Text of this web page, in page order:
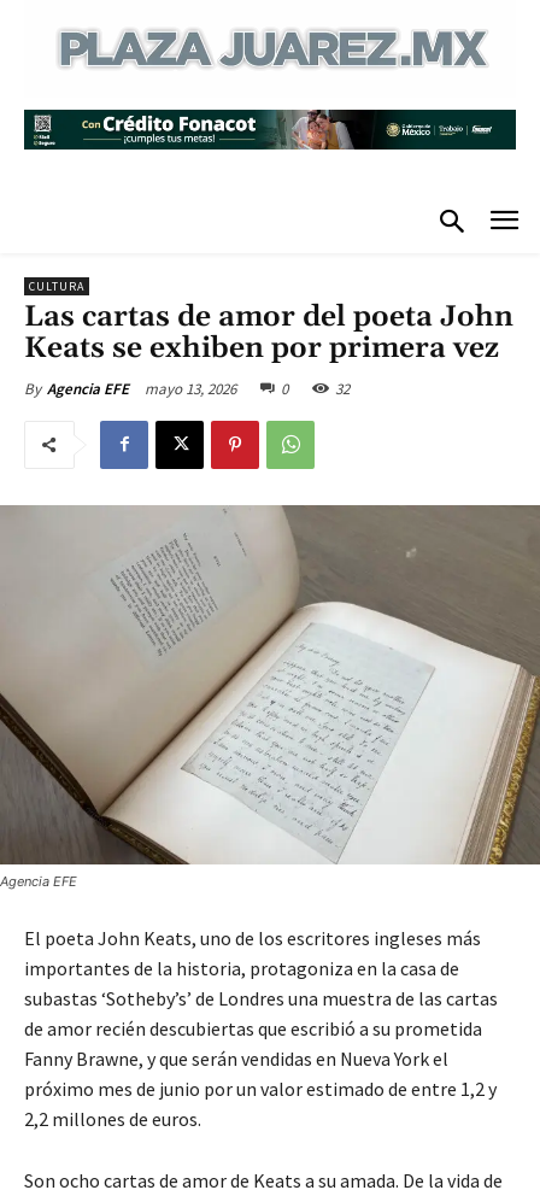
CULTURA
Las cartas de amor del poeta John
Keats se exhiben por primera vez
By Agencia EFE mayo 13, 2026 0 32
Agencia EFE
El poeta John Keats, uno de los escritores ingleses más
importantes de la historia, protagoniza en la casa de
subastas ‘Sotheby’s’ de Londres una muestra de las cartas
de amor recién descubiertas que escribió a su prometida
Fanny Brawne, y que serán vendidas en Nueva York el
próximo mes de junio por un valor estimado de entre 1,2 y
2,2 millones de euros.
Son ocho cartas de amor de Keats a su amada. De la vida de